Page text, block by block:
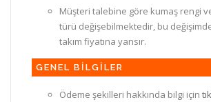
Müşteri talebine göre kumaş rengi
türü değişebilmektedir, bu
takım fiyatına yansır.
GENEL BİLGİLER
Ödeme şekilleri hakkında bilgi için